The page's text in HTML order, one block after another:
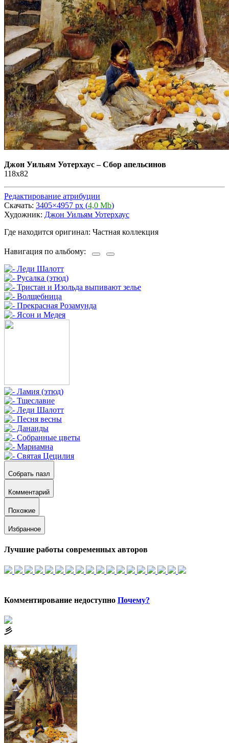
Джон Уильям Уотерхаус–Сбор апельсинов
118x82
Редактирование атрибуции
Скачать: 3405×4957 px (4,0 Mb)
Художник: Джон Уильям Уотерхаус
Где находится оригинал: Частная коллекция
Навигация по альбому:
Собрать пазл
Комментарий
Похожие
Избранное
Лучшие работы современных авторов
Комментирование недоступно Почему?
⼺